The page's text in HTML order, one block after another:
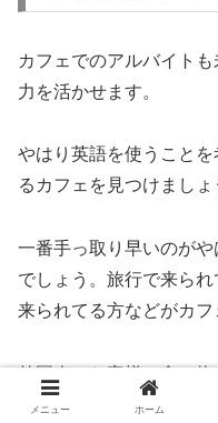
カフェでのアルバイト
力を活かせます。
やはり英語を使うこと
るカフェを見つけましょ
一番手っ取り早いのが
でしょう。旅行で来ら
来られてる方などがカフ
外国人のお客様に食べ
ど、接客の際に英語力
メニュー ホーム